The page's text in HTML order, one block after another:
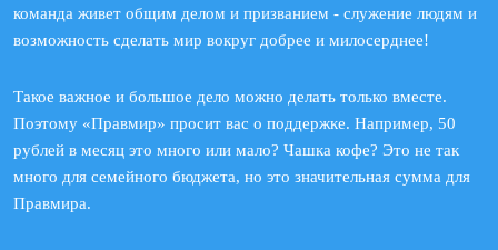
команда живет общим делом и призванием - служение людям и
возможность сделать мир вокруг добрее и милосерднее!
Такое важное и большое дело можно делать только вместе.
Поэтому «Правмир» просит вас о поддержке. Например, 50
рублей в месяц это много или мало? Чашка кофе? Это не так
много для семейного бюджета, но это значительная сумма для
Правмира.